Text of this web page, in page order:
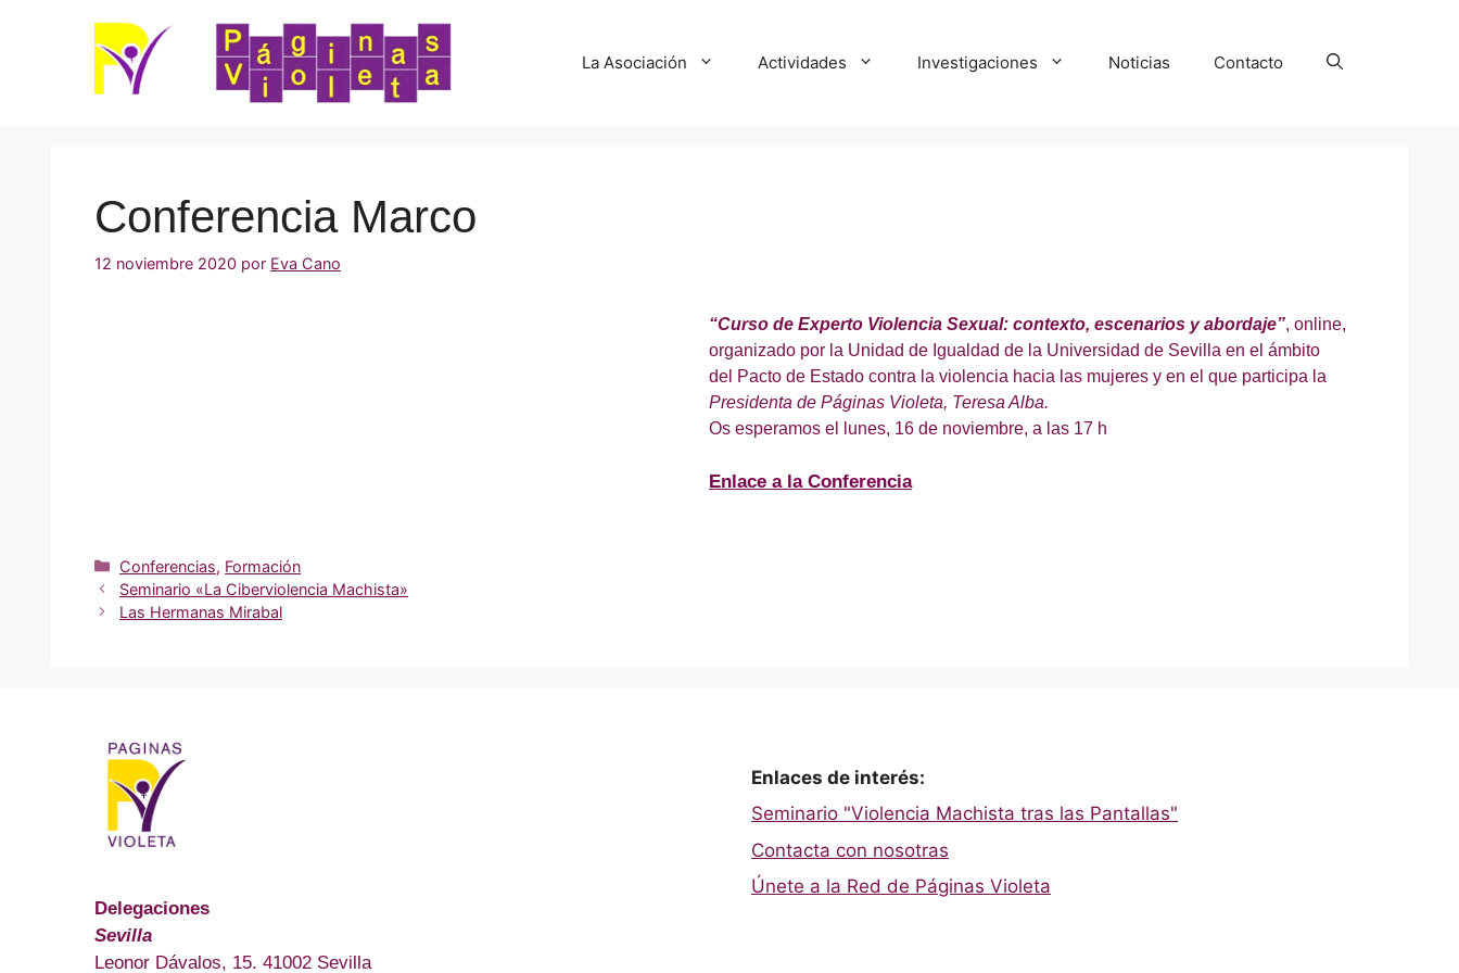
La Asociación Actividades Investigaciones Noticias Contacto
Conferencia Marco
12 noviembre 2020 por Eva Cano
“Curso de Experto Violencia Sexual: contexto, escenarios y abordaje”, online,
organizado por la Unidad de Igualdad de la Universidad de Sevilla en el ámbito
del Pacto de Estado contra la violencia hacia las mujeres y en el que participa la
Presidenta de Páginas Violeta, Teresa Alba.
Os esperamos el lunes, 16 de noviembre, a las 17 h
Enlace a la Conferencia
Categorías
Conferencias, Formación
Seminario «La Ciberviolencia Machista»
Las Hermanas Mirabal
Delegaciones
Sevilla
Leonor Dávalos, 15. 41002 Sevilla
Enlaces de interés:
Seminario "Violencia Machista tras las Pantallas"
Contacta con nosotras
Únete a la Red de Páginas Violeta